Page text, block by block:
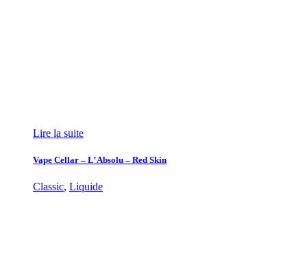
Lire la suite
Vape Cellar – L’ Absolu – Red Skin
Classic, Liquide